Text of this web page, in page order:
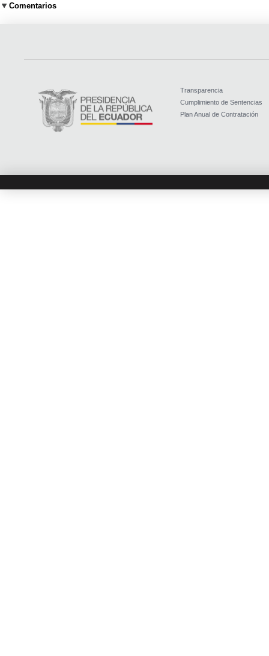
Comentarios
Transparencia
Cumplimiento de Sentencias
Plan Anual de Contratación